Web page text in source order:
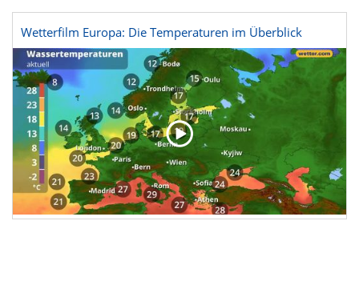
Wetterfilm Europa: Die Temperaturen im Überblick